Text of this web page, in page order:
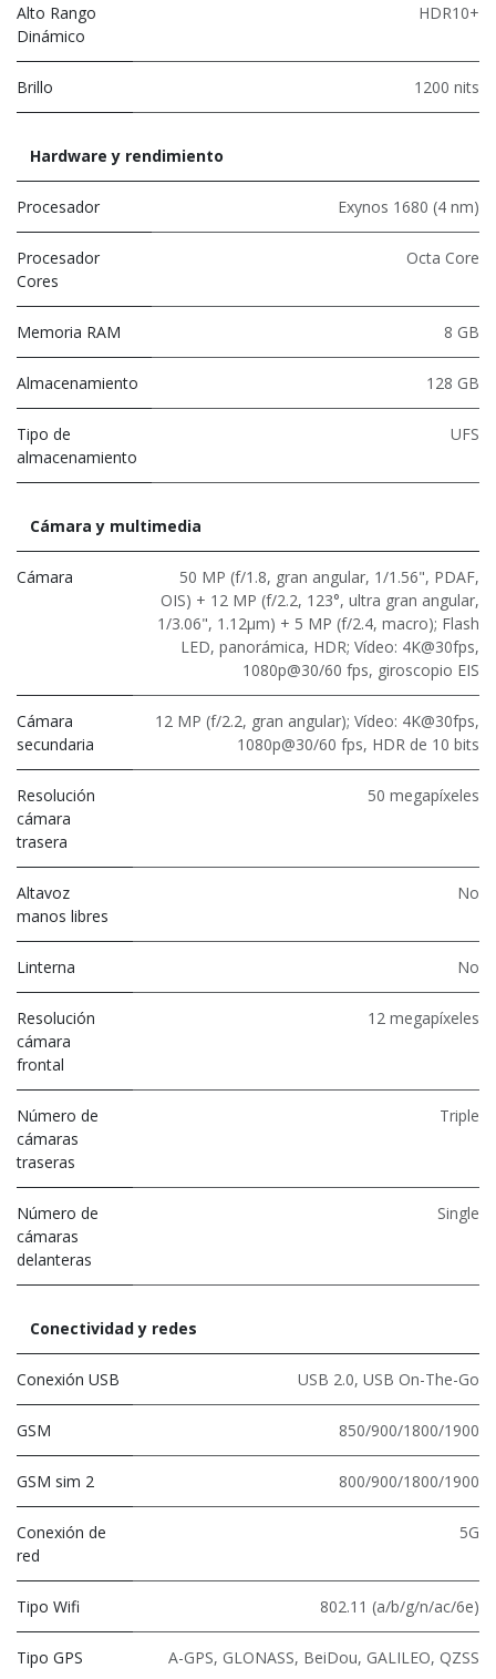
Alto Rango
Dinámico
HDR10+
Brillo 1200 nits
Hardware y rendimiento
Procesador Exynos 1680 (4 nm)
Procesador
Cores
Octa Core
Memoria RAM 8 GB
Almacenamiento 128 GB
Tipo de
almacenamiento
UFS
Cámara y multimedia
Cámara
50 MP (f/1.8, gran angular, 1/1.56", PDAF,
OIS) + 12 MP (f/2.2, 123°, ultra gran angular,
1/3.06", 1.12μm) + 5 MP (f/2.4, macro); Flash
LED, panorámica, HDR; Vídeo: 4K@30fps,
1080p@30/60 fps, giroscopio EIS
Cámara
secundaria
12 MP (f/2.2, gran angular); Vídeo: 4K@30fps,
1080p@30/60 fps, HDR de 10 bits
Resolución
cámara
trasera
50 megapíxeles
Altavoz
manos libres
No
Linterna No
Resolución
cámara
frontal
12 megapíxeles
Número de
cámaras
traseras
Triple
Número de
cámaras
delanteras
Single
Conectividad y redes
Conexión USB USB 2.0, USB On-The-Go
GSM 850/900/1800/1900
GSM sim 2 800/900/1800/1900
Conexión de
red
5G
Tipo Wifi 802.11 (a/b/g/n/ac/6e)
Tipo GPS A-GPS, GLONASS, BeiDou, GALILEO, QZSS